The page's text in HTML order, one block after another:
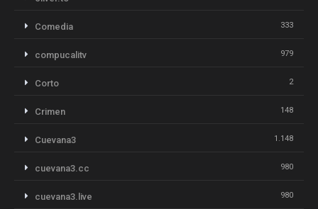
Comedia 333
compucalitv 979
Corto 2
Crimen 148
Cuevana3 1.148
cuevana3.cc 980
cuevana3.live 980